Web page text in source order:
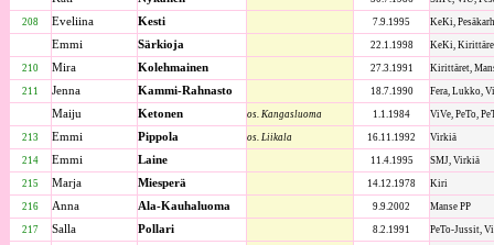
208 Eveliina Kesti 7.9.1995 KeKi,
Emmi Särkioja 22.1.1998 KeKi,
210 Mira Kolehmainen 27.3.1991 Kirittäret,
211 Jenna Kammi-Rahnasto 18.7.1990 Fera, Lukko,
Maiju Ketonen os. Kangasluoma 1.1.1984 ViVe, PeTo,
213 Emmi Pippola os. Liikala 16.11.1992 Virkiä
214 Emmi Laine 11.4.1995 SMJ, Virkiä
215 Marja Miesperä 14.12.1978 Kiri
216 Anna Ala-Kauhaluoma 9.9.2002 Manse PP
217 Salla Pollari 8.2.1991 PeTo-Jussit,